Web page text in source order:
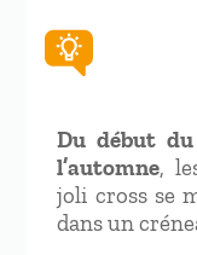
Du début
l’automne,
joli cross se
dans un